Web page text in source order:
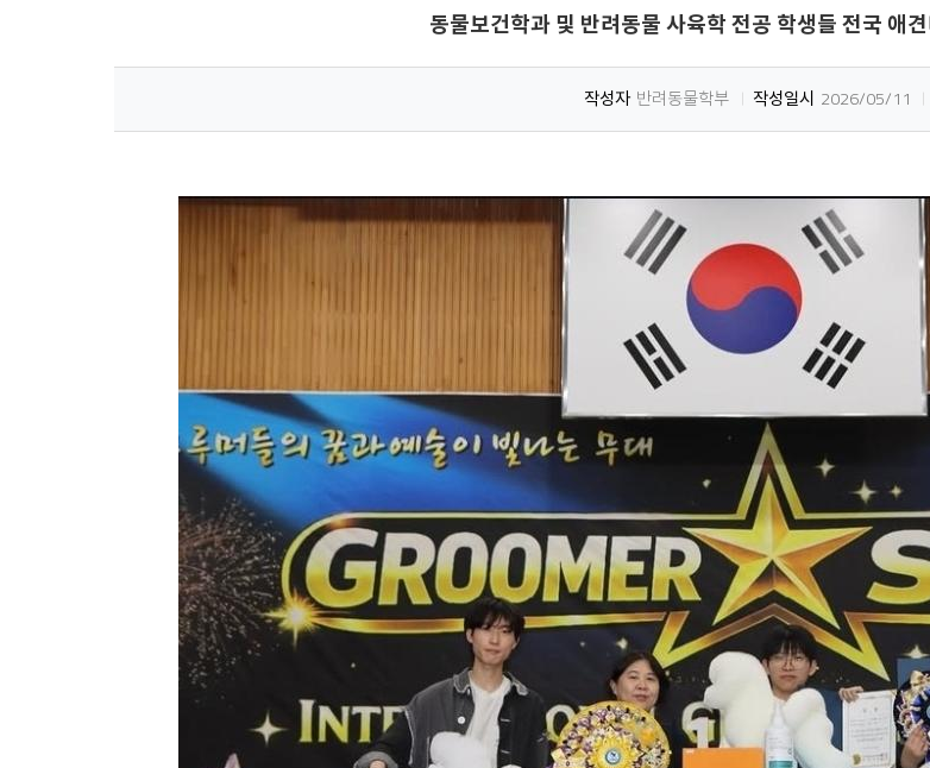
동물보건학과 및 반려동물 사육학 전공 학생들 전국 애
작성자 반려동물학부 작성일시 2026/05/11